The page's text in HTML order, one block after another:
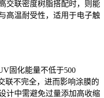
交联密度树脂搭配时，则能
高温耐受性，适用于电子触
固化能量不低于500
联不完全，进而影响涂膜的
计中需避免过量添加高收缩